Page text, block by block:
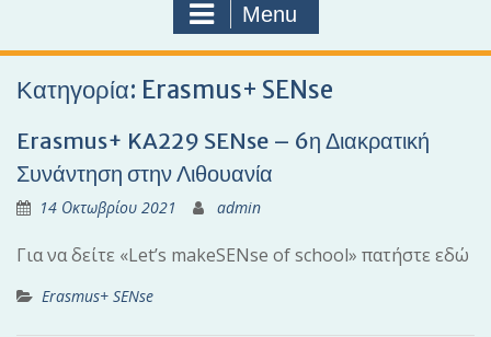
Menu
Κατηγορία: Erasmus+ SENse
Erasmus+ KA229 SENse – 6η Διακρατική
Συνάντηση στην Λιθουανία
14 Οκτωβρίου 2021 admin
Για να δείτε «Let’s makeSENse of school» πατήστε εδώ
Erasmus+ SENse